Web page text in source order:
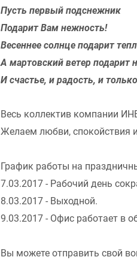
Пусть первый подснежник
Подарит Вам нежность!
Весеннее солнце подарит
А мартовский ветер подарит
И счастье, и радость, и
Весь коллектив компании
Желаем любви, спокойствия
График работы на
7.03.2017 - Рабочий день
8.03.2017 - Выходной.
9.03.2017 - Офис работает в
Вы можете отправить свой